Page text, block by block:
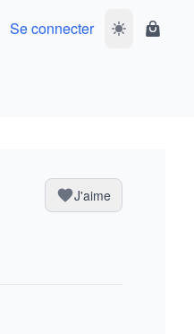
Se connecter Basculer le
Panier
J'aime